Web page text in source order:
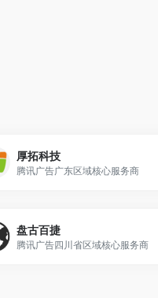
厚拓科技
腾讯广告广东区域核心服务商
盘古百捷
腾讯广告四川省区域核心服务商